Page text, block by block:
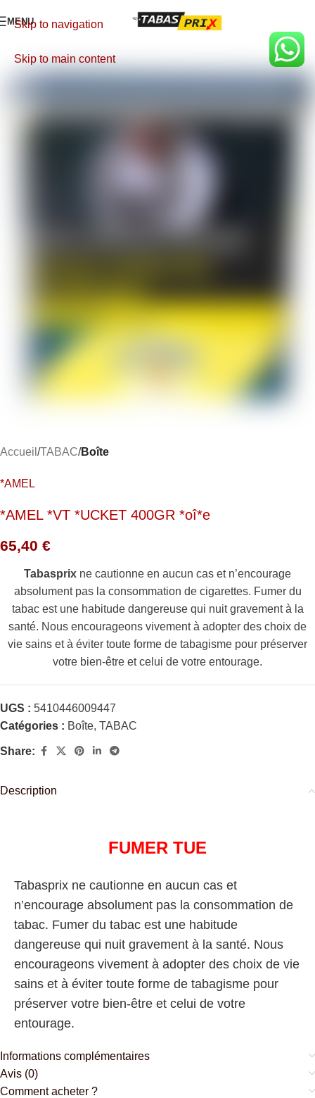
Skip to navigation
Skip to main content
MENU
Accueil TABAC Boîte
*AMEL
*AMEL *VT *UCKET 400GR *oî*e
65,40 €
Tabasprix ne cautionne en aucun cas et n’encourage
absolument pas la consommation de cigarettes. Fumer du
tabac est une habitude dangereuse qui nuit gravement à la
santé. Nous encourageons vivement à adopter des choix de
vie sains et à éviter toute forme de tabagisme pour préserver
votre bien-être et celui de votre entourage.
UGS : 5410446009447
Catégories : Boîte, TABAC
Share:
Description
FUMER TUE
Tabasprix ne cautionne en aucun cas et
n’encourage absolument pas la consommation de
tabac. Fumer du tabac est une habitude
dangereuse qui nuit gravement à la santé. Nous
encourageons vivement à adopter des choix de vie
sains et à éviter toute forme de tabagisme pour
préserver votre bien-être et celui de votre
entourage.
Informations complémentaires
Avis (0)
Comment acheter ?